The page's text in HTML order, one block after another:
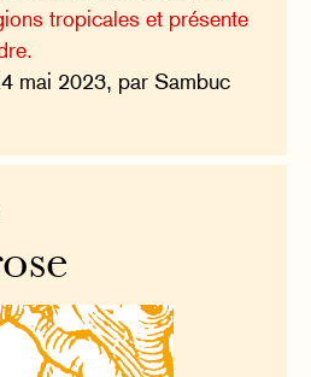
tropicales et présente
mai 2023, par Sambuc